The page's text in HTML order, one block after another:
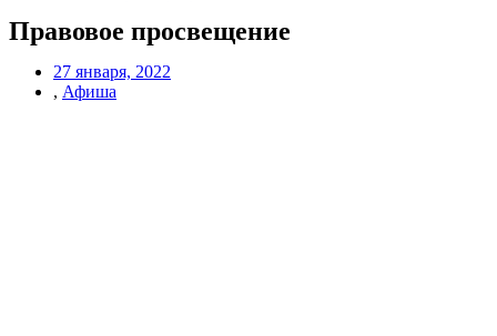
Правовое просвещение
27 января, 2022
, Афиша